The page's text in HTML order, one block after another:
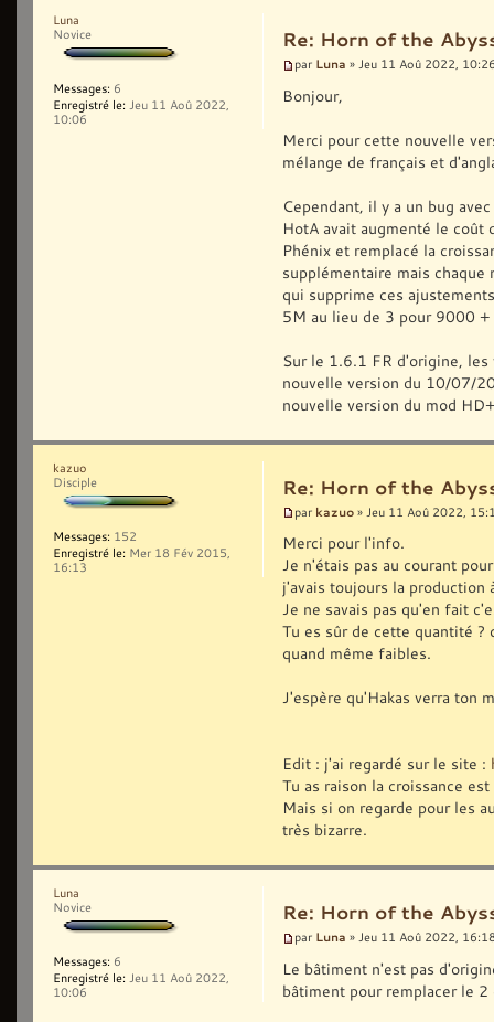
Re: Horn of the
par Luna » Jeu 11 Aoû 2022,
Bonjour,
Merci pour cette nouvelle
mélange de français et
Cependant, il y a un bug
HotA avait augmenté le coût
Phénix et remplacé la
supplémentaire mais
qui supprime ces
5M au lieu de 3 pour 9000
Sur le 1.6.1 FR d'origine,
nouvelle version du 10/07/
nouvelle version du mod
Luna
Novice
Messages: 6
Enregistré le: Jeu 11 Aoû 2022,
10:06
Re: Horn of the
par kazuo » Jeu 11 Aoû 2022,
Merci pour l'info.
Je n'étais pas au courant
j'avais toujours la production
Je ne savais pas qu'en fait
Tu es sûr de cette quantité ?
quand même faibles.
J'espère qu'Hakas verra ton
Edit : j'ai regardé sur le site :
Tu as raison la croissance
Mais si on regarde pour les
très bizarre.
kazuo
Disciple
Messages: 152
Enregistré le: Mer 18 Fév 2015,
16:13
Re: Horn of the
par Luna » Jeu 11 Aoû 2022,
Le bâtiment n'est pas
bâtiment pour remplacer le
Luna
Novice
Messages: 6
Enregistré le: Jeu 11 Aoû 2022,
10:06